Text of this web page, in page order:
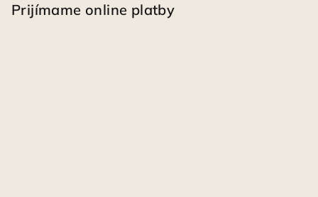
Prijímame online platby